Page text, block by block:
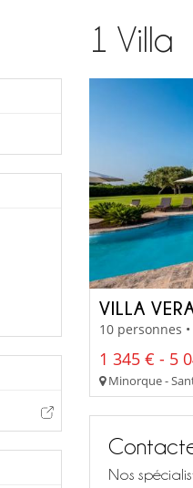
1 Villa
VILLA
10 personnes
1 345 € - 5
Minorque -
Nos